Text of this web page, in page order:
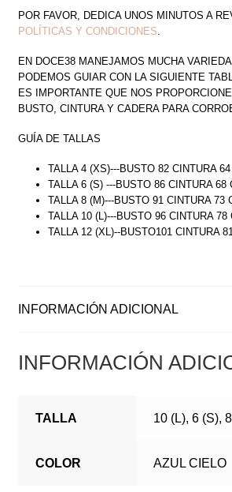
POR FAVOR, DEDICA UNOS MINUTOS A
POLÍTICAS Y CONDICIONES.
EN DOCE38 MANEJAMOS MUCHA
PODEMOS GUIAR CON LA SIGUIENTE
ES IMPORTANTE QUE NOS
BUSTO, CINTURA Y CADERA PARA
GUÍA DE TALLAS
TALLA 4 (XS)---BUSTO 82 CINTURA
TALLA 6 (S) ---BUSTO 86 CINTURA 68
TALLA 8 (M)---BUSTO 91 CINTURA 73
TALLA 10 (L)---BUSTO 96 CINTURA 78
TALLA 12 (XL)--BUSTO101 CINTURA
INFORMACIÓN ADICIONAL
INFORMACIÓN
TALLA 10 (L), 6 (S),
COLOR AZUL CIELO